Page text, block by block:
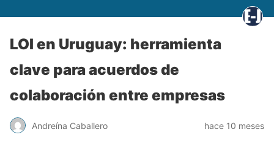
LOI en Uruguay: herramienta
clave para acuerdos de
colaboración entre empresas
Andreína Caballero hace 10 meses